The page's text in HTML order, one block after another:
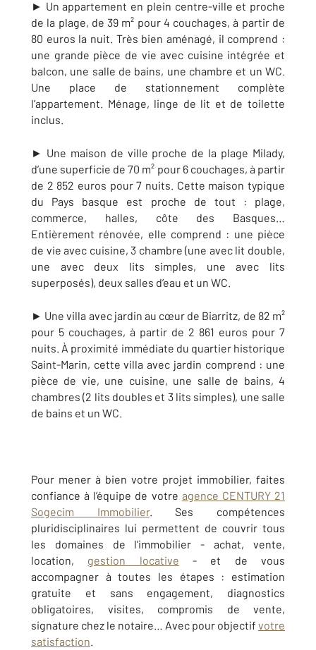
► Un appartement en plein centre-ville et proche
de la plage, de 39 m² pour 4 couchages, à partir de
80 euros la nuit. Très bien aménagé, il comprend :
une grande pièce de vie avec cuisine intégrée et
balcon, une salle de bains, une chambre et un WC.
Une place de stationnement complète
l’appartement. Ménage, linge de lit et de toilette
inclus.
► Une maison de ville proche de la plage Milady,
d’une superficie de 70 m² pour 6 couchages, à partir
de 2 852 euros pour 7 nuits. Cette maison typique
du Pays basque est proche de tout : plage,
commerce, halles, côte des Basques…
Entièrement rénovée, elle comprend : une pièce
de vie avec cuisine, 3 chambre (une avec lit double,
une avec deux lits simples, une avec lits
superposés), deux salles d’eau et un WC.
► Une villa avec jardin au cœur de Biarritz, de 82 m²
pour 5 couchages, à partir de 2 861 euros pour 7
nuits. À proximité immédiate du quartier historique
Saint-Marin, cette villa avec jardin comprend : une
pièce de vie, une cuisine, une salle de bains, 4
chambres (2 lits doubles et 3 lits simples), une salle
de bains et un WC.
Pour mener à bien votre projet immobilier, faites
confiance à l’équipe de votre agence CENTURY 21
Sogecim Immobilier. Ses compétences
pluridisciplinaires lui permettent de couvrir tous
les domaines de l’immobilier - achat, vente,
location, gestion locative - et de vous
accompagner à toutes les étapes : estimation
gratuite et sans engagement, diagnostics
obligatoires, visites, compromis de vente,
signature chez le notaire… Avec pour objectif votre
satisfaction